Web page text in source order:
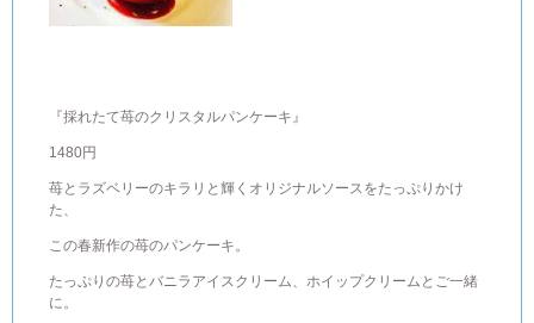
『採れたて苺のクリスタルパンケーキ』
1480円
苺とラズベリーのキラリと輝くオリジナルソースをたっぷりかけ
た、
この春新作の苺のパンケーキ。
たっぷりの苺とバニラアイスクリーム、ホイップクリームとご一緒
に。